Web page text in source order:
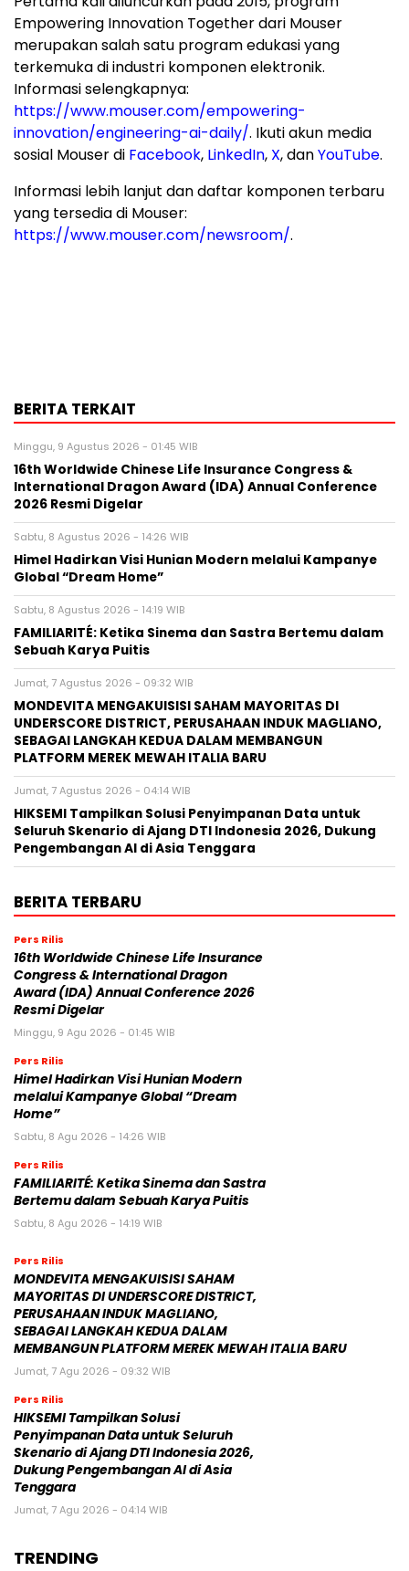
Empowering Innovation Together dari Mouser
merupakan salah satu program edukasi yang
terkemuka di industri komponen elektronik.
Informasi selengkapnya:
https://www.mouser.com/empowering-
innovation/engineering-ai-daily/. Ikuti akun media
sosial Mouser di Facebook, LinkedIn, X, danYouTube.
Informasi lebih lanjut dan daftar komponen terbaru
yang tersedia di Mouser:
https://www.mouser.com/newsroom/.
BERITA TERKAIT
Minggu, 9 Agustus 2026 - 01:45 WIB
16th Worldwide Chinese Life Insurance Congress &
International Dragon Award (IDA) Annual Conference
2026 Resmi Digelar
Sabtu, 8 Agustus 2026 - 14:26 WIB
Himel Hadirkan Visi Hunian Modern melalui Kampanye
Global “Dream Home”
Sabtu, 8 Agustus 2026 - 14:19 WIB
FAMILIARITÉ: Ketika Sinema dan Sastra Bertemu dalam
Sebuah Karya Puitis
Jumat, 7 Agustus 2026 - 09:32 WIB
MONDEVITA MENGAKUISISI SAHAM MAYORITAS DI
UNDERSCORE DISTRICT, PERUSAHAAN INDUK MAGLIANO,
SEBAGAI LANGKAH KEDUA DALAM MEMBANGUN
PLATFORM MEREK MEWAH ITALIA BARU
Jumat, 7 Agustus 2026 - 04:14 WIB
HIKSEMI Tampilkan Solusi Penyimpanan Data untuk
Seluruh Skenario di Ajang DTI Indonesia 2026, Dukung
Pengembangan AI di Asia Tenggara
BERITA TERBARU
Pers Rilis
16th Worldwide Chinese Life Insurance
Congress & International Dragon
Award (IDA) Annual Conference 2026
Resmi Digelar
Minggu, 9 Agu 2026 - 01:45 WIB
Pers Rilis
Himel Hadirkan Visi Hunian Modern
melalui Kampanye Global “Dream
Home”
Sabtu, 8 Agu 2026 - 14:26 WIB
Pers Rilis
FAMILIARITÉ: Ketika Sinema dan Sastra
Bertemu dalam Sebuah Karya Puitis
Sabtu, 8 Agu 2026 - 14:19 WIB
Pers Rilis
MONDEVITA MENGAKUISISI SAHAM
MAYORITAS DI UNDERSCORE DISTRICT,
PERUSAHAAN INDUK MAGLIANO,
SEBAGAI LANGKAH KEDUA DALAM
MEMBANGUN PLATFORM MEREK MEWAH ITALIA BARU
Jumat, 7 Agu 2026 - 09:32 WIB
Pers Rilis
HIKSEMI Tampilkan Solusi
Penyimpanan Data untuk Seluruh
Skenario di Ajang DTI Indonesia 2026,
Dukung Pengembangan AI di Asia
Tenggara
Jumat, 7 Agu 2026 - 04:14 WIB
TRENDING